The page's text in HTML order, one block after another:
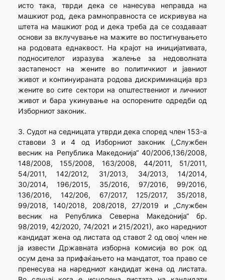
исто така, тврди дека се нанесува неправда на
машкиот род, дека рамноправноста се искривува на
штета на машкиот род и дека треба да се создаваат
основи за вклучување на мажите во постигнувањето
на родовата еднаквост. На крајот на иницијативата,
подносителот изразува жалење за недоволната
застапеност на жените во политичкиот и јавниот
живот и континуираната родова дискриминација врз
жените во сите сектори на општествениот и личниот
живот и бара укинување на оспорените одредби од
Изборниот законик.
3. Судот на седницата утврди дека според член 153-а
ставови 3 и 4 од Изборниот законик („Службен
весник на Република Македонија“ 40/2006,136/2008,
148/2008, 155/2008, 163/2008, 44/2011, 51/2011,
54/2011, 142/2012, 31/2013, 34/2013, 14/2014,
30/2014, 196/2015, 35/2016, 97/2016, 99/2016,
136/2016, 142/206, 67/2017, 125/2017, 35/2018,
99/2018, 140/2018, 208/2018, 27/2019 и „Службен
весник на Република Северна Македонија“ бр.
98/2019, 42/2020, 74/2021 и 215/2021), ако наредниот
кандидат жена од листата од ставот 2 од овој член не
ја извести Државната изборна комисија во рок од
осум дена за прифаќањето на мандатот, тоа право се
пренесува на наредниот кандидат жена од листата.